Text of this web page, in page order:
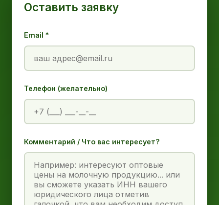
Оставить заявку
Email *
Телефон (желательно)
Комментарий / Что вас интересует?